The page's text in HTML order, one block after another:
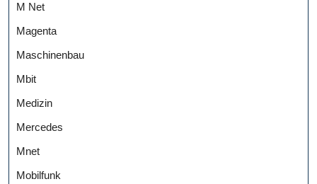
M Net
Magenta
Maschinenbau
Mbit
Medizin
Mercedes
Mnet
Mobilfunk